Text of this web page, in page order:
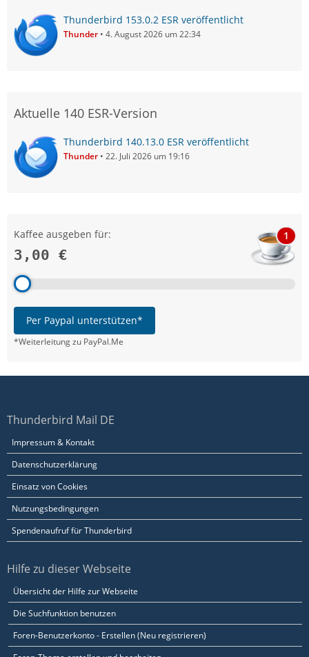
Thunderbird 153.0.2 ESR veröffentlicht
Thunder 4. August 2026 um 22:34
Aktuelle 140 ESR-Version
Thunderbird 140.13.0 ESR veröffentlicht
Thunder 22. Juli 2026 um 19:16
Kaffee ausgeben für:
3,00 €
1
Per Paypal unterstützen*
*Weiterleitung zu PayPal.Me
Thunderbird Mail DE
Impressum & Kontakt
Datenschutzerklärung
Einsatz von Cookies
Nutzungsbedingungen
Spendenaufruf für Thunderbird
Hilfe zu dieser Webseite
Übersicht der Hilfe zur Webseite
Die Suchfunktion benutzen
Foren-Benutzerkonto - Erstellen (Neu registrieren)